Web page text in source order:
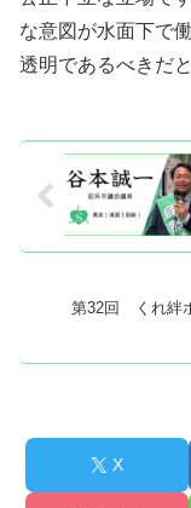
な意図が水面下で
透明であるべきだ
第32回 くれ絆
X